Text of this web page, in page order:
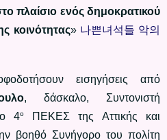
πλαίσιο ενός δημοκρατικού
κοινότητας» 나쁜녀석들 악의
εισηγήσεις από
, δάσκαλο, Συντονιστή
4οΠΕΚΕΣ της Αττικής και
βοηθό Συνήγορο του πολίτη